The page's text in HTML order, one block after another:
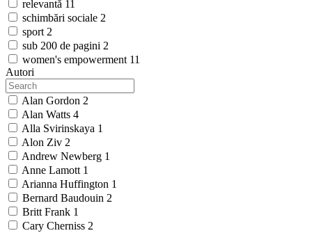
relevantă 11
schimbări sociale 2
sport 2
sub 200 de pagini 2
women's empowerment 11
Autori
Alan Gordon 2
Alan Watts 4
Alla Svirinskaya 1
Alon Ziv 2
Andrew Newberg 1
Anne Lamott 1
Arianna Huffington 1
Bernard Baudouin 2
Britt Frank 1
Cary Cherniss 2